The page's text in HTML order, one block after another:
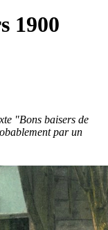
1900
"Bons baisers de
par un